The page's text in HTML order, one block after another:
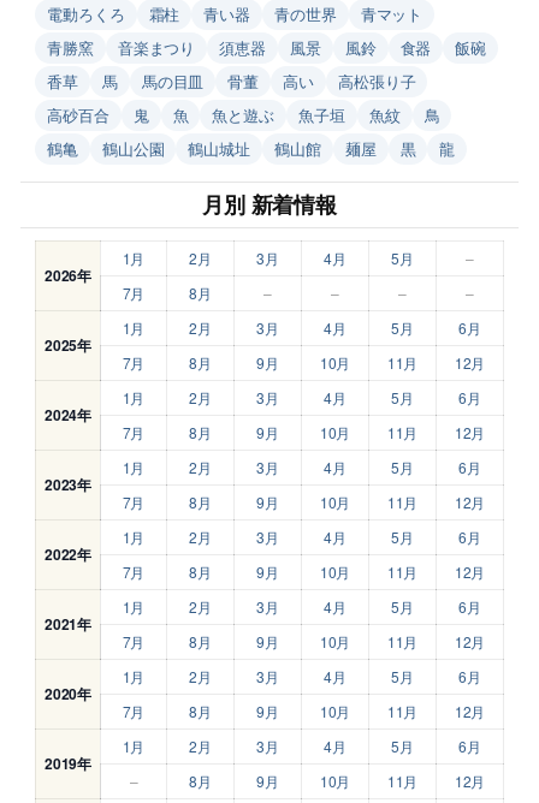
電動ろくろ
霜柱 青い器 青の世界
青マット
青勝窯
音楽まつり 須恵器 風景 風鈴 食器
飯碗
香草
馬 馬の目皿 骨董 高い
高松張り子
高砂百合
鬼 魚 魚と遊ぶ 魚子垣 魚紋
鳥
鶴亀
鶴山公園 鶴山城址 鶴山館 麺屋 黒 龍
月別 新着情報
2026年
1月 2月 3月 4月 5月
–
7月
8月 – – – –
2025年
1月 2月 3月 4月 5月
6月
7月
8月 9月 10月 11月 12月
2024年
1月 2月 3月 4月 5月
6月
7月
8月 9月 10月 11月 12月
2023年
1月 2月 3月 4月 5月
6月
7月
8月 9月 10月 11月 12月
2022年
1月 2月 3月 4月 5月
6月
7月
8月 9月 10月 11月 12月
2021年
1月 2月 3月 4月 5月
6月
7月
8月 9月 10月 11月 12月
2020年
1月 2月 3月 4月 5月
6月
7月
8月 9月 10月 11月 12月
2019年
1月 2月 3月 4月 5月
6月
–
8月 9月 10月 11月 12月